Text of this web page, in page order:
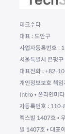
테크수다
대표 : 도안구
사업자등록번호 :
서울특별시 은평
대표전화 : +82-
개인정보보호 책임
Intro • 온라인미
자등록번호 : 110-
렉스빌 1407호 •
빌 1407호 • 대표